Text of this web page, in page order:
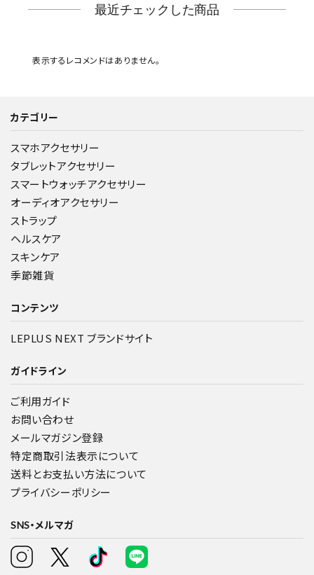
最近チェックした商品
表示するレコメンドはありません。
カテゴリー
スマホアクセサリー
タブレットアクセサリー
スマートウォッチアクセサリー
オーディオアクセサリー
ストラップ
ヘルスケア
スキンケア
季節雑貨
コンテンツ
LEPLUS NEXT ブランドサイト
ガイドライン
ご利用ガイド
お問い合わせ
メールマガジン登録
特定商取引法表示について
送料とお支払い方法について
プライバシーポリシー
SNS・メルマガ